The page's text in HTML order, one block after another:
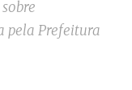
pela Prefeitura